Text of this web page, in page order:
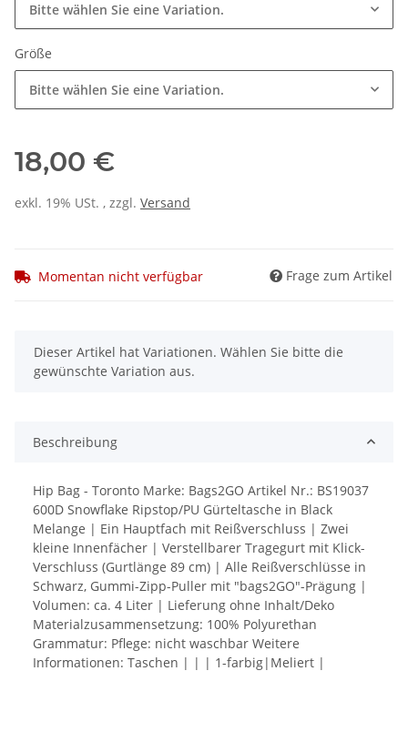
Bitte wählen Sie eine Variation.
Größe
Bitte wählen Sie eine Variation.
18,00 €
exkl. 19% USt. , zzgl. Versand
Momentan nicht verfügbar Frage zum Artikel
x
Dieser Artikel hat Variationen. Wählen Sie bitte die
gewünschte Variation aus.
Beschreibung
Hip Bag - Toronto Marke: Bags2GO Artikel Nr.: BS19037
600D Snowflake Ripstop/PU Gürteltasche in Black
Melange | Ein Hauptfach mit Reißverschluss | Zwei
kleine Innenfächer | Verstellbarer Tragegurt mit Klick-
Verschluss (Gurtlänge 89 cm) | Alle Reißverschlüsse in
Schwarz, Gummi-Zipp-Puller mit "bags2GO"-Prägung |
Volumen: ca. 4 Liter | Lieferung ohne Inhalt/Deko
Materialzusammensetzung: 100% Polyurethan
Grammatur: Pflege: nicht waschbar Weitere
Informationen: Taschen | | | 1-farbig|Meliert |